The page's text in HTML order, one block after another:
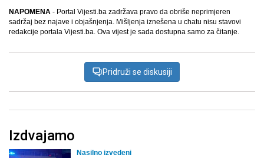
NAPOMENA - Portal Vijesti.ba zadržava pravo da obriše neprimjeren
sadržaj bez najave i objašnjenja. Mišljenja iznešena u chatu nisu stavovi
redakcije portala Vijesti.ba. Ova vijest je sada dostupna samo za čitanje.
Pridruži se diskusiji
Izdvajamo
Nasilno izvedeni